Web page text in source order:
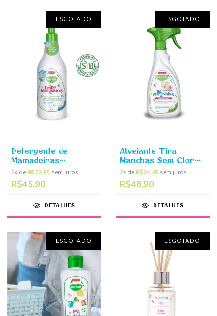
ESGOTADO
Detergente de
Mamadeiras
Orgânico 500ml -
Limpa Mamadeiras
Bioclub
2x de R$22,95 sem juros
R$45,90
DETALHES
ESGOTADO
Alvejante Tira
Manchas Sem Cloro
500ml - Xô
Manchinhas Bioclub
2x de R$24,45 sem juros
R$48,90
DETALHES
ESGOTADO ESGOTADO